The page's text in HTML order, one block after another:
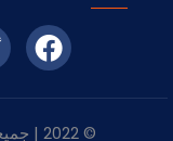
© 2022 | جميع الحقوق محفوظه